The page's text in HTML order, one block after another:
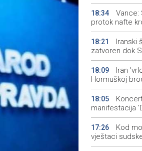
18:34
Vance:
protok nafte
18:21
Iranski
zatvoren dok
18:09
Iran
Hormuškoj
18:05
manifestacija
17:26
Kod
vještaci